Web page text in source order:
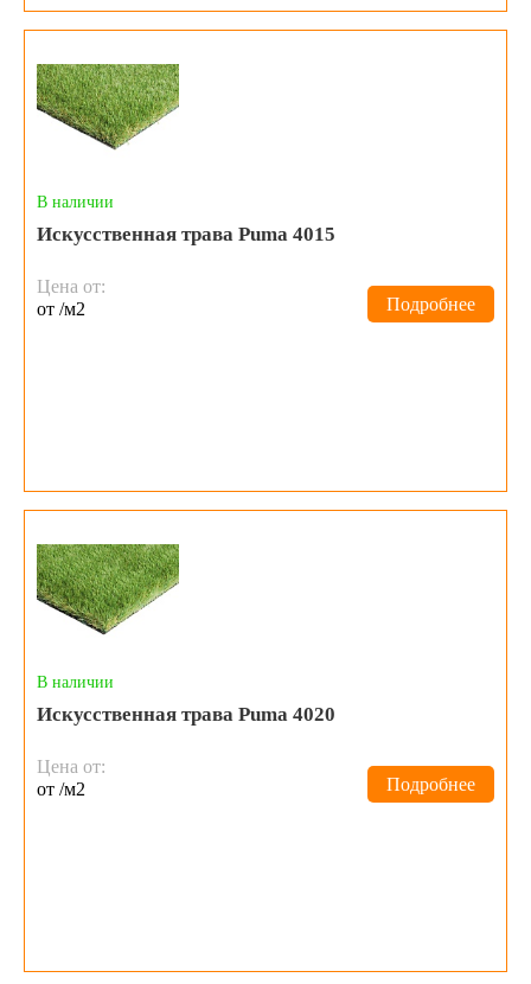
В наличии
Искусственная трава Puma 4015
Цена от:
от /м2
Подробнее
В наличии
Искусственная трава Puma 4020
Цена от:
от /м2
Подробнее